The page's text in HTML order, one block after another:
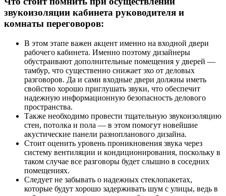
звукоизоляции кабинета руководителя и
комнаты переговоров:
В этом этапе важен акцент именно на входной двери
рабочего кабинета. Именно поэтому дизайнеры
обустраивают дополнительные помещения у дверей —
тамбур, что существенно снижает эхо от деловых
разговоров. Да и сами входные двери должны иметь
свойство хорошо приглушать звуки, что обеспечит
надежную информационную безопасность делового
пространства.
Также необходимо провести тщательную звукоизоляцию
стен, потолка и пола — в этом помогут новейшие
акустические панели разнопланового дизайна.
Стоит оценить уровень проникновения звука через
систему вентиляции и кондиционирования, поскольку в
таком случае все разговоры будет слышно в соседних
помещениях.
Следует не забывать о надежных стеклопакетах,
которые будут хорошо задерживать шум с улицы, ведь в